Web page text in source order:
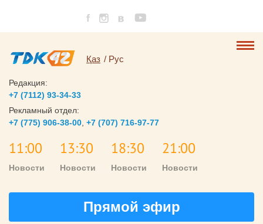
Қаз Рус
Редакция:
+7 (7112) 93-34-33
Рекламный отдел:
+7 (775) 906-38-00 +7 (707) 716-97-77
11:00
Новости
13:30
Новости
18:30
Новости
21:00
Новости
Прямой эфир